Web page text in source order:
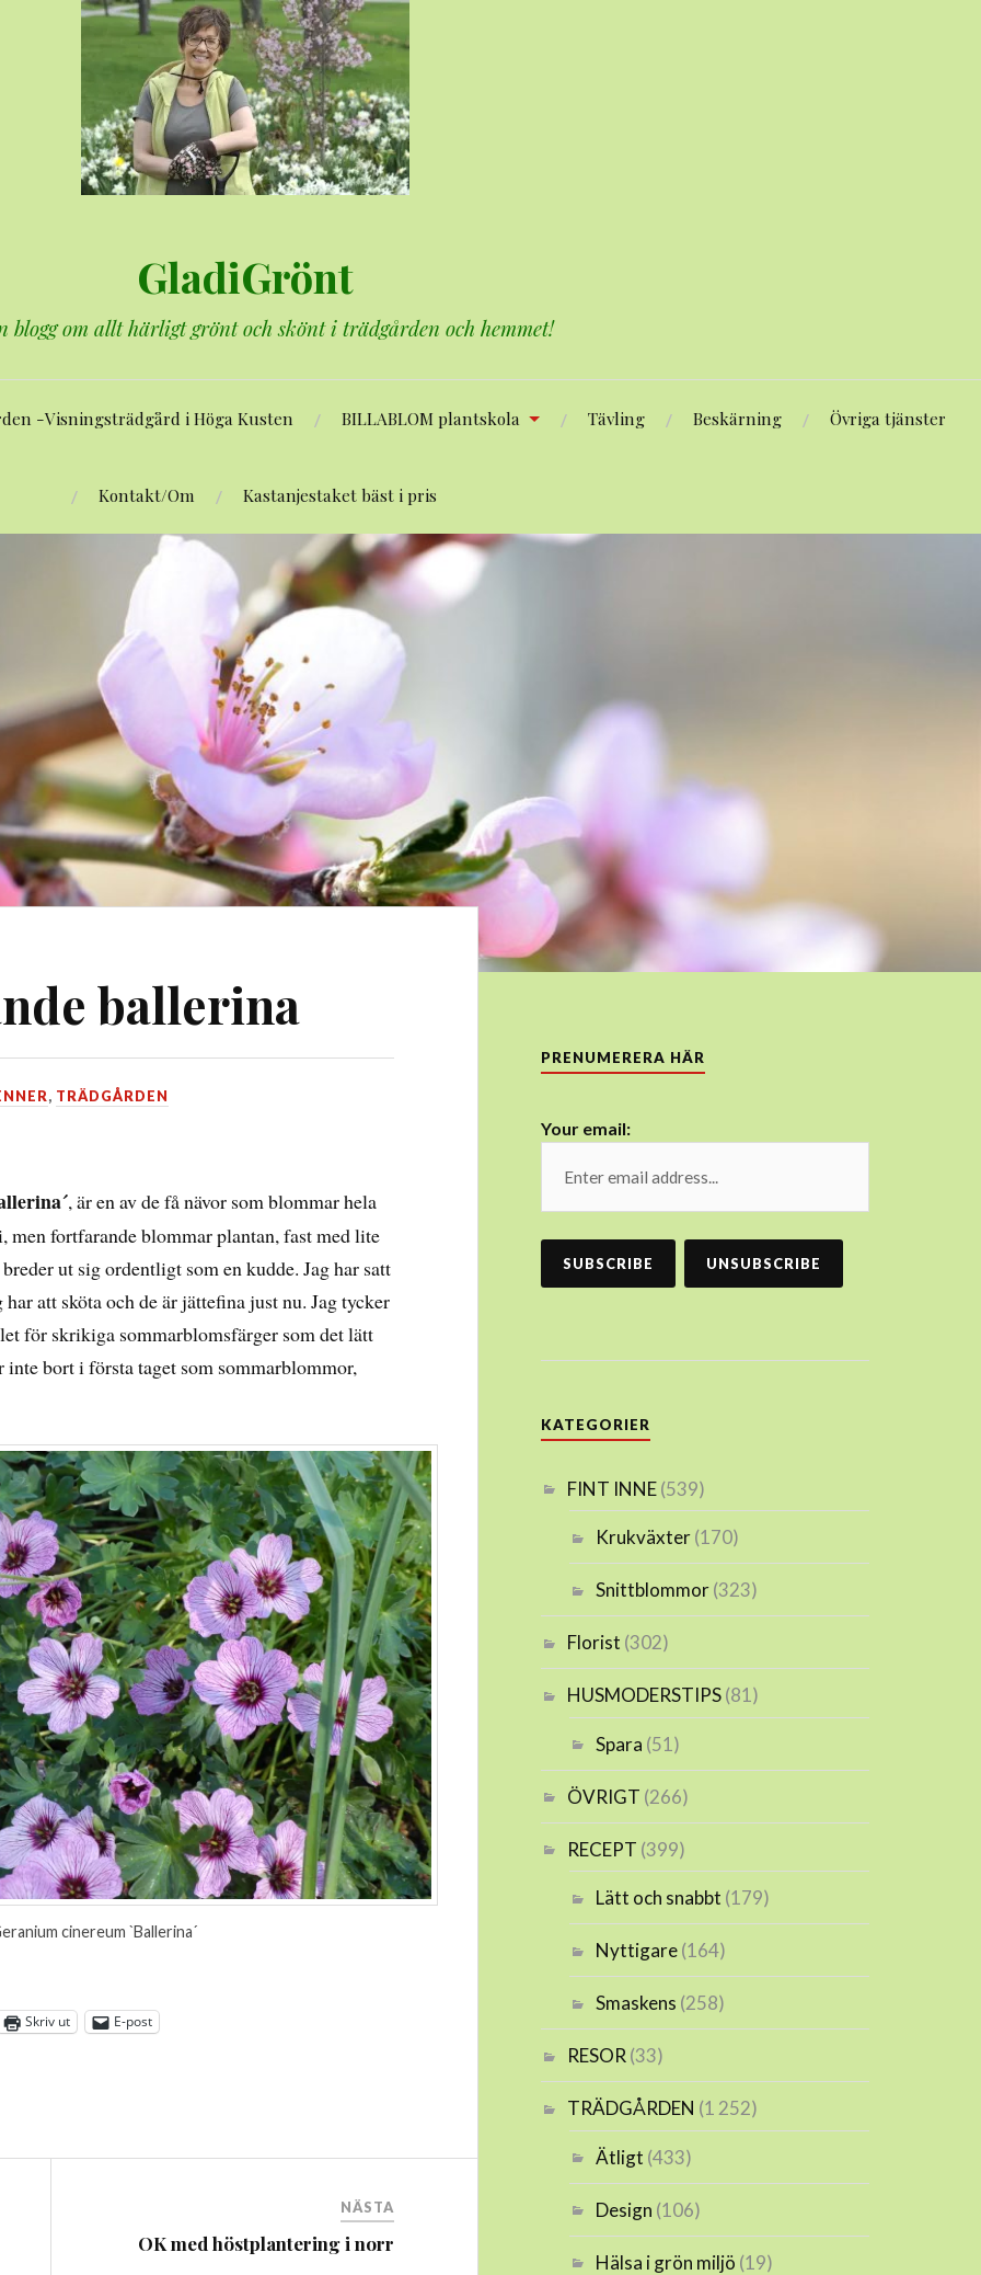
GladiGrönt
blogg om allt härligt grönt och skönt i trädgården och hemmet!
-Visningsträdgård i Höga Kusten BILLABLOM plantskola Tävling Beskärning Övriga tjänster
Kontakt/Om Kastanjestaket bäst i pris
ballerina
, TRÄDGÅRDEN
, är en av de få nävor som blommar hela
men fortfarande blommar plantan, fast med lite
ut sig ordentligt som en kudde. Jag har satt
att sköta och de är jättefina just nu. Jag tycker
för skrikiga sommarblomsfärger som det lätt
bort i första taget som sommarblommor,
cinereum `Ballerina´
Skriv ut E-post
NÄSTA
OK med höstplantering i norr
PRENUMERERA HÄR
Your email:
KATEGORIER
FINT INNE(539)
Krukväxter(170)
Snittblommor(323)
Florist (302)
HUSMODERSTIPS(81)
Spara (51)
ÖVRIGT (266)
RECEPT (399)
Lätt och snabbt (179)
Nyttigare(164)
Smaskens (258)
RESOR (33)
TRÄDGÅRDEN (1 252)
Ätligt (433)
Design (106)
Hälsa i grön miljö (19)